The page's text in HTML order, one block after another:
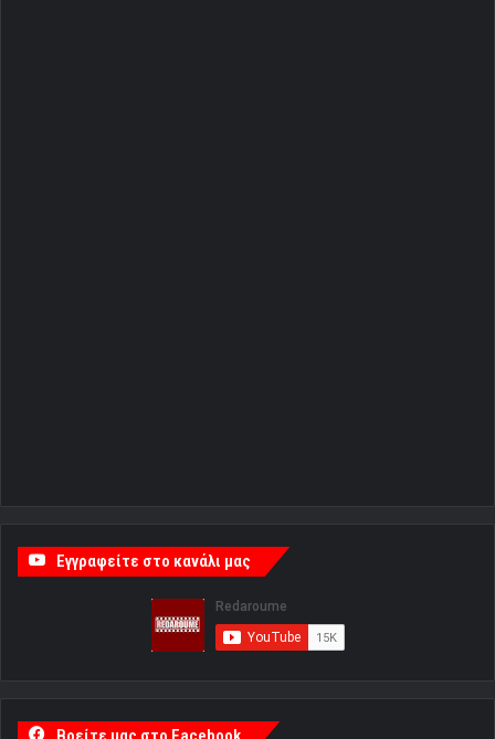
Εγγραφείτε στο κανάλι μας